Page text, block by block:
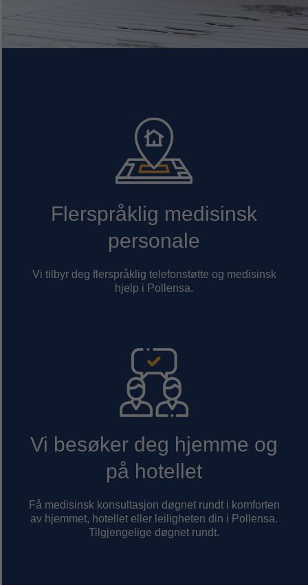
Flerspråklig medisinsk
personale
Vi tilbyr deg flerspråklig telefonstøtte og medisinsk
hjelp i Pollensa.
Vi besøker deg hjemme og
på hotellet
Få medisinsk konsultasjon døgnet rundt i komforten
av hjemmet, hotellet eller leiligheten din i Pollensa.
Tilgjengelige døgnet rundt.